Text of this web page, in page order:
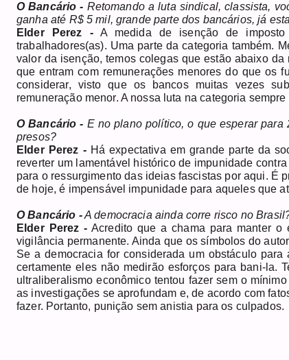
O Bancário - Retomando a luta sindical, classista,
ganha até R$ 5 mil, grande parte dos bancários, já
Elder Perez -A medida de isenção de
trabalhadores(as). Uma parte da categoria também.
valor da isenção, temos colegas que estão abaixo
que entram com remunerações menores do que os
considerar, visto que os bancos muitas vezes
remuneração menor. A nossa luta na categoria
O Bancário - E no plano político, o que esperar para
presos?
Elder Perez -Há expectativa em grande parte da
reverter um lamentável histórico de impunidade
para o ressurgimento das ideias fascistas por aqui. É
de hoje, é impensável impunidade para aqueles que
O Bancário -A democracia ainda corre risco no
Elder Perez - Acredito que a chama para manter o
vigilância permanente. Ainda que os símbolos do
Se a democracia for considerada um obstáculo
certamente eles não medirão esforços para bani-la.
ultraliberalismo econômico tentou fazer sem o
as investigações se aprofundam e, de acordo com
fazer. Portanto, punição sem anistia para os culpados.